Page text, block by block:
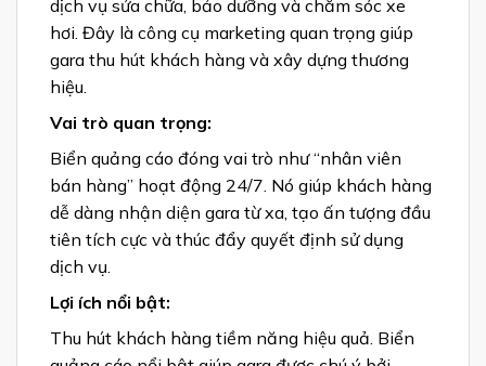
dịch vụ sửa chữa, bảo dưỡng và chăm sóc xe
hơi. Đây là công cụ marketing quan trọng giúp
gara thu hút khách hàng và xây dựng thương
hiệu.
Vai trò quan trọng:
Biển quảng cáo đóng vai trò như “nhân viên
bán hàng” hoạt động 24/7. Nó giúp khách hàng
dễ dàng nhận diện gara từ xa, tạo ấn tượng đầu
tiên tích cực và thúc đẩy quyết định sử dụng
dịch vụ.
Lợi ích nổi bật:
Thu hút khách hàng tiềm năng hiệu quả. Biển